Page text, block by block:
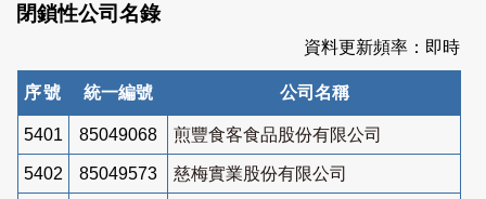
閉鎖性公司名錄
資料更新頻率：即時
序號 統一編號 公司名稱
5401 85049068 煎豐食客食品股份有限公司
5402 85049573 慈梅實業股份有限公司